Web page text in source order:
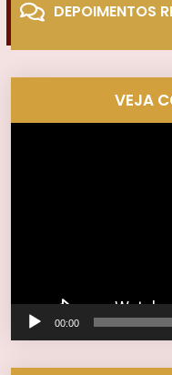
DEPOIMENTOS
VEJA
00:00